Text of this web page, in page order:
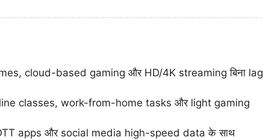
cloud-based gaming और HD/4K streaming बिना lag
classes, work-from-home tasks और light gaming
apps और social media high-speed data के साथ